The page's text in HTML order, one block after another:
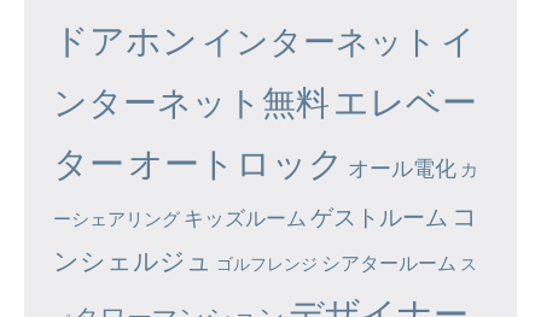
ドアホン インターネット イ
ンターネット無料エレベー
ター オートロック オール電化 カ
ーシェアリング キッズルーム ゲストルーム コ
ンシェルジュ
ゴルフレンジ シアタールーム ス